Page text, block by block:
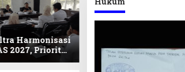
Harmonisasi
2027, Prioritas
Kebudayaan,